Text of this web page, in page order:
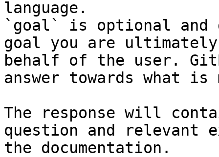
language.
`goal` is optional and
goal you are
behalf of the user.
answer towards what
The response will
question and relevant
the documentation.